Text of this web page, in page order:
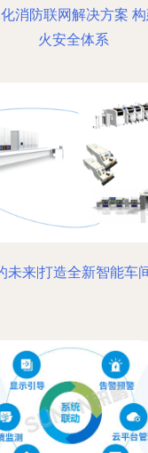
消防联网解决方案
火安全体系
未来|打造全新智能车